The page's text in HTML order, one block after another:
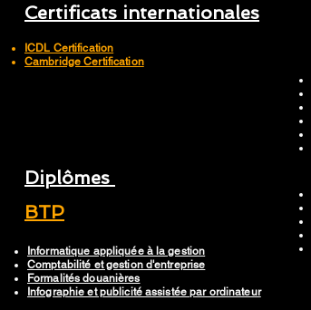
Certificats internationales
ICDL Certification
Cambridge Certification
Diplômes
BTP
Informatique appliquée à la gestion
Comptabilité et gestion d'entreprise
Formalités douanières
Infographie et publicité assistée par ordinateur